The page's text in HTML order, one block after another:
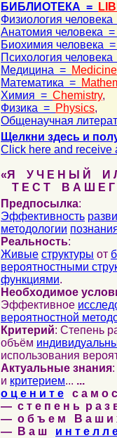
БИБЛИОТЕКА =
Физиология
Анатомия человека =
Биохимия человека =
Психология
Медицина = Medicine
Математика =
Химия = Chemistry,
Физика = Physics,
Общенаучная
Щелкни здесь и
Click here and receive
«Я У Ч Е Н Ы Й И Л
Т Е С Т В А Ш Е Г
Предпосылка:
Эффективность
методологии
Реальность:
Живые структуры от
вероятностными
функциями.
Необходимое
Эффективное
вероятностной
Критерий: Степень
объём
использования
Актуальные знания
и критерием... ...
о ц е н и т е с а м о
— с т е п е н ь р а з
— о б ъ е м В а ш и
— В а ш и н т е л л